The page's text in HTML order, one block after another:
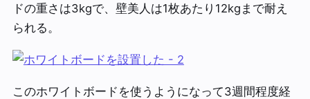
ドの重さは3kgで、壁美人は1枚あたり12kgまで耐え
られる。
このホワイトボードを使うようになって3週間程度経